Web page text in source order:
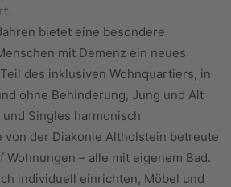
bietet eine besondere
mit Demenz ein neues
des inklusiven Wohnquartiers, in
ohne Behinderung, Jung und Alt
Singles harmonisch
von der Diakonie Altholstein betreute
Wohnungen – alle mit eigenem Bad.
individuell einrichten, Möbel und